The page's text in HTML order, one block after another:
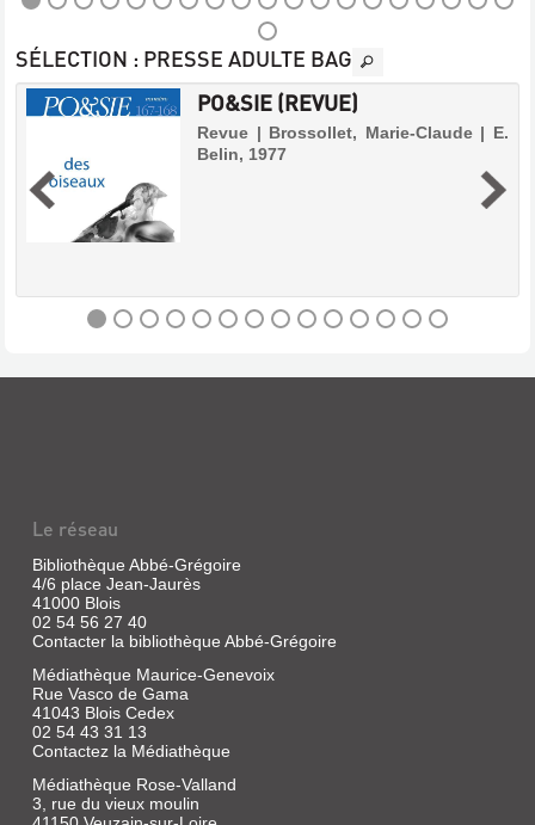
REVUE
FRANÇAISE
DE
PSYCHANALYSE
Revue
|
Porte,
Michel
Universitaires
Revue
|
Brossollet,
Marie-
Claude
|
E.
Belin,
1977
THÉODORE
BALMORAL
SÉLECTION : PRESSE ADULTE BAG
PO&SIE (REVUE)
Revue | Brossollet, Marie-Claude | E.
Belin, 1977
Belin,
1977
CRITIQUE
(REVUE)
Revue
|
Lindon,
Jérôme
Le réseau
Bibliothèque Abbé-Grégoire
4/6 place Jean-Jaurès
41000 Blois
02 54 56 27 40
Contacter la bibliothèque Abbé-Grégoire
Médiathèque Maurice-Genevoix
Rue Vasco de Gama
41043 Blois Cedex
02 54 43 31 13
Contactez la Médiathèque
Médiathèque Rose-Valland
3, rue du vieux moulin